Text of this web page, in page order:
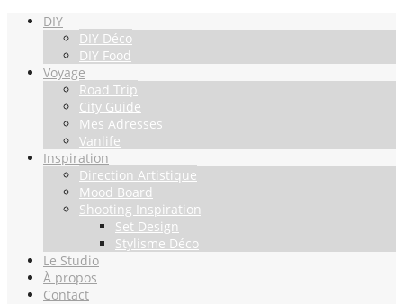
DIY
DIY Déco
DIY Food
Voyage
Road Trip
City Guide
Mes Adresses
Vanlife
Inspiration
Direction Artistique
Mood Board
Shooting Inspiration
Set Design
Stylisme Déco
Le Studio
À propos
Contact